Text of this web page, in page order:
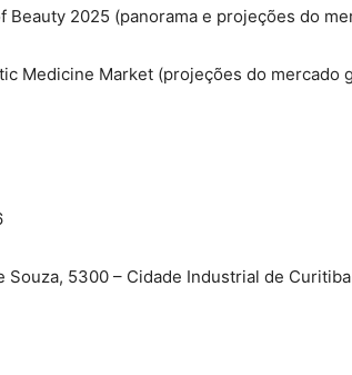
Beauty 2025 (panorama e projeções do
Medicine Market (projeções do mercado
Souza, 5300 – Cidade Industrial de